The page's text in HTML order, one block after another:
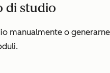
di studio
manualmente o